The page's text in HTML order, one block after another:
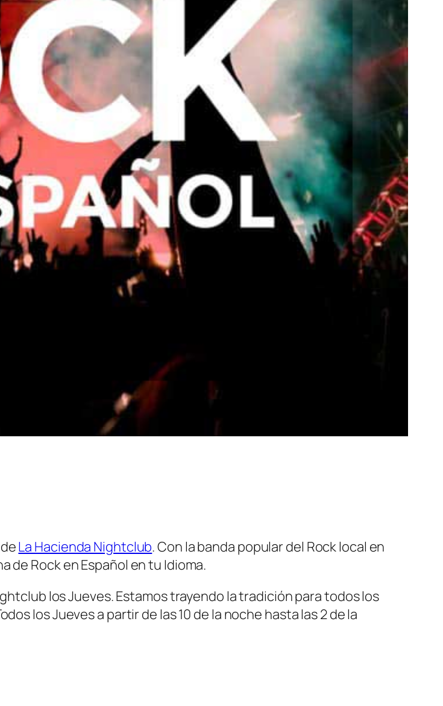
La Hacienda Nightclub. Con la banda popular del Rock local en
de Rock en Español en tu Idioma.
los Jueves. Estamos trayendo la tradición para todos los
los Jueves a partir de las 10 de la noche hasta las 2 de la